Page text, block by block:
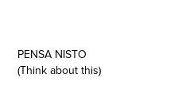
PENSA NISTO
(Think about this)